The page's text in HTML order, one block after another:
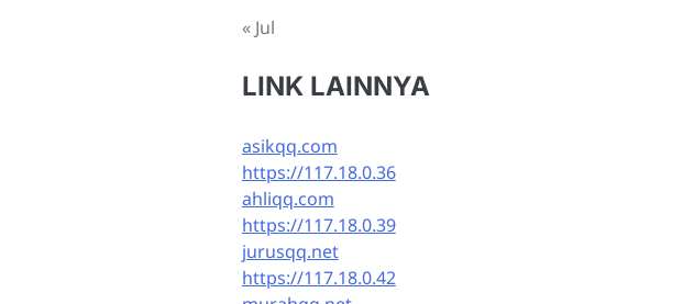
« Jul
LINK LAINNYA
asikqq.com
https://117.18.0.36
ahliqq.com
https://117.18.0.39
jurusqq.net
https://117.18.0.42